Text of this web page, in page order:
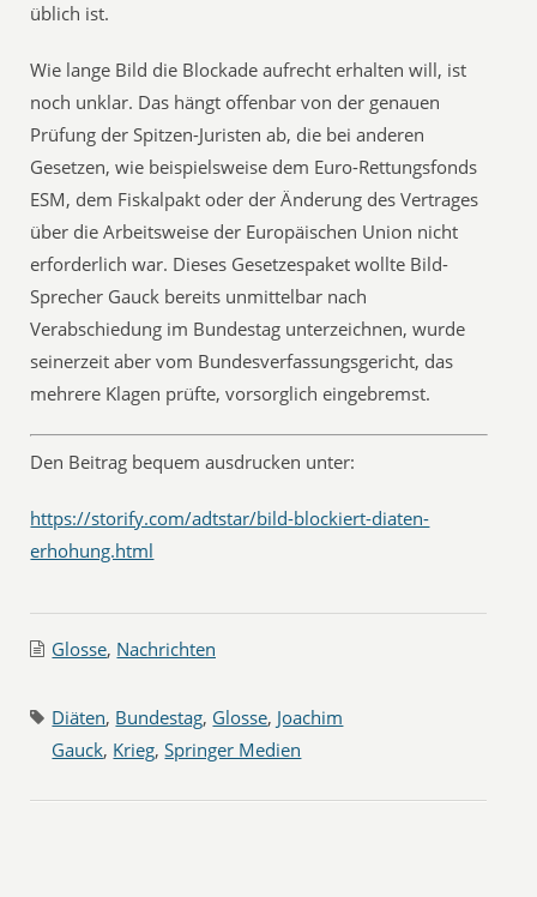
üblich ist.
Wie lange Bild die Blockade aufrecht erhalten will, ist
noch unklar. Das hängt offenbar von der genauen
Prüfung der Spitzen-Juristen ab, die bei anderen
Gesetzen, wie beispielsweise dem Euro-Rettungsfonds
ESM, dem Fiskalpakt oder der Änderung des Vertrages
über die Arbeitsweise der Europäischen Union nicht
erforderlich war. Dieses Gesetzespaket wollte Bild-
Sprecher Gauck bereits unmittelbar nach
Verabschiedung im Bundestag unterzeichnen, wurde
seinerzeit aber vom Bundesverfassungsgericht, das
mehrere Klagen prüfte, vorsorglich eingebremst.
Den Beitrag bequem ausdrucken unter:
https://storify.com/adtstar/bild-blockiert-diaten-
erhohung.html
Glosse, Nachrichten
Diäten, Bundestag, Glosse, Joachim
Gauck, Krieg,Springer Medien